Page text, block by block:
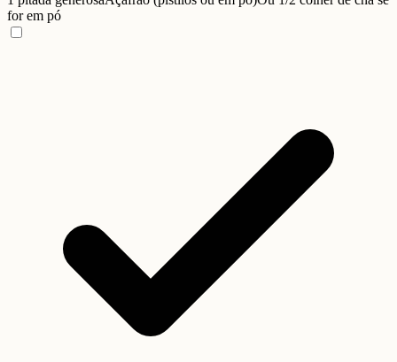
for em pó